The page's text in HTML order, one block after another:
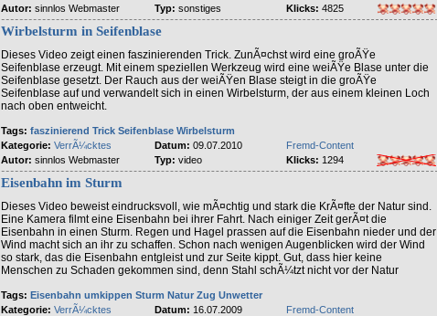
Autor: sinnlos Webmaster Typ: sonstiges Klicks: 4825
Wirbelsturm in Seifenblase
Dieses Video zeigt einen faszinierenden Trick. ZunÃ¤chst wird eine groÃŸe
Seifenblase erzeugt. Mit einem speziellen Werkzeug wird eine weiÃŸe Blase unter die
Seifenblase gesetzt. Der Rauch aus der weiÃŸen Blase steigt in die groÃŸe
Seifenblase auf und verwandelt sich in einen Wirbelsturm, der aus einem kleinen Loch
nach oben entweicht.
Tags: faszinierend Trick Seifenblase Wirbelsturm
Kategorie: VerrÃ¼cktes Datum: 09.07.2010
Fremd-Content
Autor: sinnlos Webmaster Typ: video Klicks: 1294
Eisenbahn im Sturm
Dieses Video beweist eindrucksvoll, wie mÃ¤chtig und stark die KrÃ¤fte der Natur sind.
Eine Kamera filmt eine Eisenbahn bei ihrer Fahrt. Nach einiger Zeit gerÃ¤t die
Eisenbahn in einen Sturm. Regen und Hagel prassen auf die Eisenbahn nieder und der
Wind macht sich an ihr zu schaffen. Schon nach wenigen Augenblicken wird der Wind
so stark, das die Eisenbahn entgleist und zur Seite kippt. Gut, dass hier keine
Menschen zu Schaden gekommen sind, denn Stahl schÃ¼tzt nicht vor der Natur
Tags: Eisenbahn umkippen Sturm Natur Zug Unwetter
Kategorie: VerrÃ¼cktes Datum: 16.07.2009
Fremd-Content